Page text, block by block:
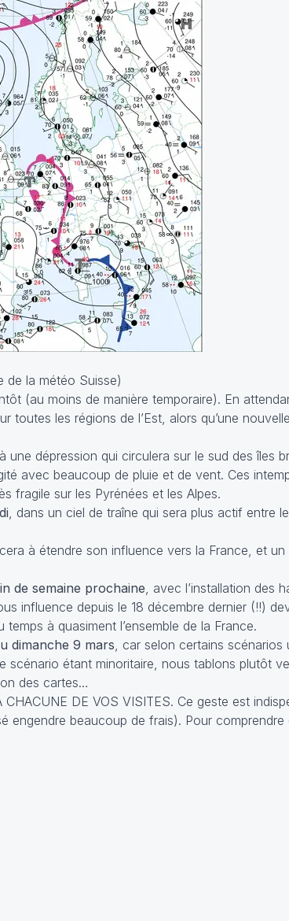
de la météo Suisse)
(au moins de manière temporaire). En
toutes les régions de l’Est, alors qu’une
dépression qui circulera sur le sud des îles
avec beaucoup de pluie et de vent. Ces
fragile sur les Pyrénées et les Alpes.
, dans un ciel de traîne qui sera plus actif entre
à étendre son influence vers la France, et un
de semaine prochaine, avec l’installation des
influence depuis le 18 décembre dernier (!!)
à quasiment l’ensemble de la France.
dimanche 9 mars, car selon certains scénarios
scénario étant minoritaire, nous tablons plutôt
des cartes…
CHACUNE DE VOS VISITES. Ce geste est
engendre beaucoup de frais). Pour comprendre